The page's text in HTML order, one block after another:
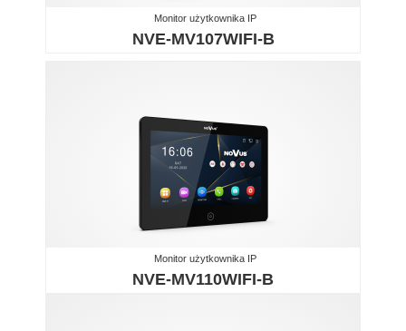
Monitor użytkownika IP
NVE-MV107WIFI-B
Monitor użytkownika IP
NVE-MV110WIFI-B